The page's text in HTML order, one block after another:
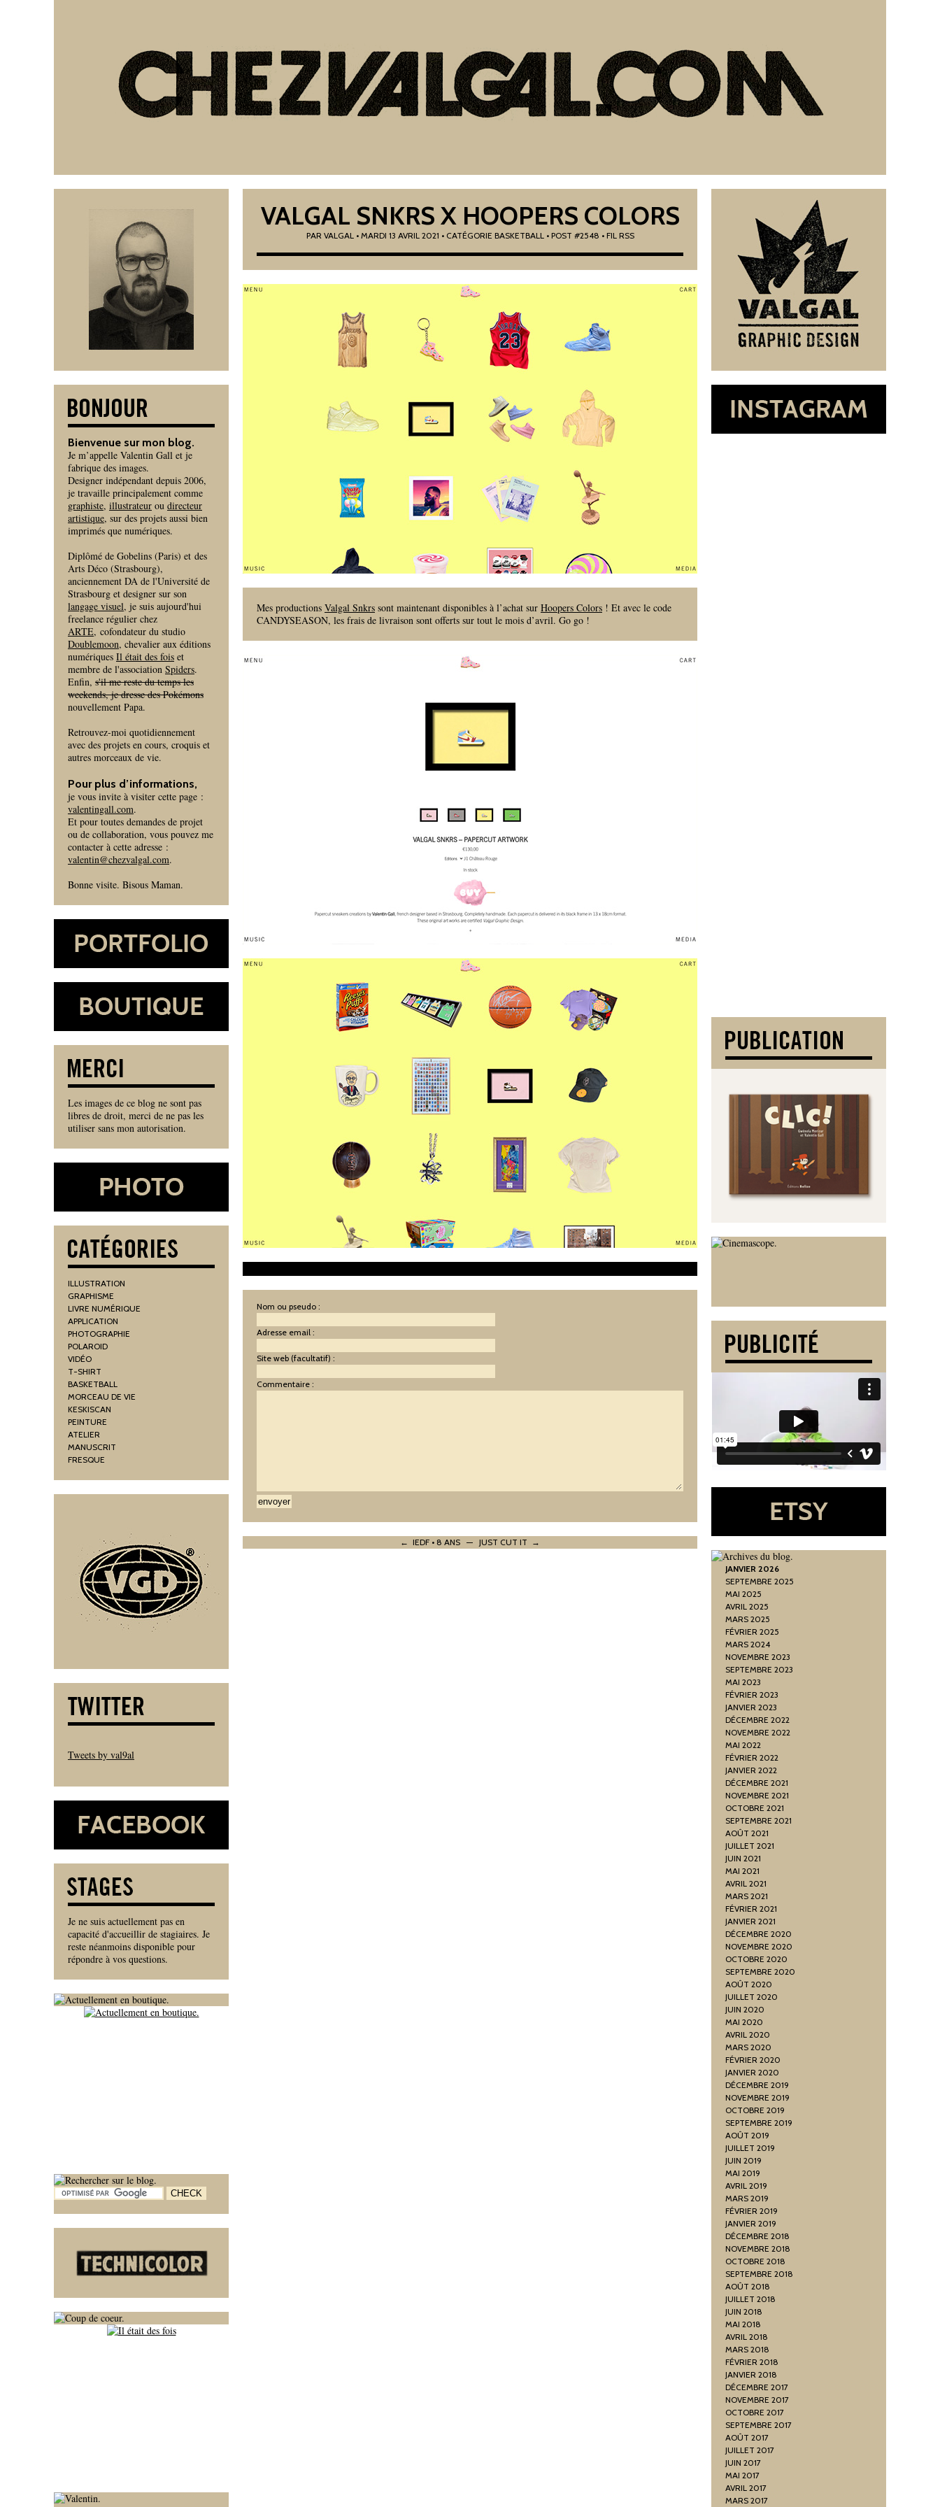
VALGAL SNKRS X HOOPERS COLORS
PAR VALGAL• MARDI 13 AVRIL 2021 • CATÉGORIE BASKETBALL • POST #2548 • FIL RSS
Mes productions Valgal Snkrs sont maintenant disponibles à l’achat sur Hoopers Colors ! Et avec le code
CANDYSEASON, les frais de livraison sont offerts sur tout le mois d’avril. Go go !
Nom ou pseudo :
Adresse email :
Site web (facultatif) :
Commentaire :
← IEDF • 8 ANS — JUST CUT IT →
Bienvenue sur mon blog.
Je m’appelle Valentin Gall et je
fabrique des images.
Designer indépendant depuis 2006,
je travaille principalement comme
graphiste, illustrateur ou directeur
artistique, sur des projets aussi bien
imprimés que numériques.
Diplômé de Gobelins (Paris) et des
Arts Déco (Strasbourg),
anciennement DA de l'Université de
Strasbourg et designer sur son
langage visuel, je suis aujourd'hui
freelance régulier chez
ARTE, cofondateur du studio
Doublemoon, chevalier aux éditions
numériques Il était des fois et
membre de l'association Spiders.
Enfin, s'il me reste du temps les
weekends, je dresse des Pokémons
nouvellement Papa.
Retrouvez-moi quotidiennement
avec des projets en cours, croquis et
autres morceaux de vie.
Pour plus d’informations,
je vous invite à visiter cette page :
valentingall.com.
Et pour toutes demandes de projet
ou de collaboration, vous pouvez me
contacter à cette adresse :
valentin@chezvalgal.com.
Bonne visite. Bisous Maman.
Les images de ce blog ne sont pas
libres de droit, merci de ne pas les
utiliser sans mon autorisation.
ILLUSTRATION
GRAPHISME
LIVRE NUMÉRIQUE
APPLICATION
PHOTOGRAPHIE
POLAROID
VIDÉO
T-SHIRT
BASKETBALL
MORCEAU DE VIE
KESKISCAN
PEINTURE
ATELIER
MANUSCRIT
FRESQUE
Tweets by val9al
Je ne suis actuellement pas en
capacité d'accueillir de stagiaires. Je
reste néanmoins disponible pour
répondre à vos questions.
JANVIER 2026
SEPTEMBRE 2025
MAI 2025
AVRIL 2025
MARS 2025
FÉVRIER 2025
MARS 2024
NOVEMBRE 2023
SEPTEMBRE 2023
MAI 2023
FÉVRIER 2023
JANVIER 2023
DÉCEMBRE 2022
NOVEMBRE 2022
MAI 2022
FÉVRIER 2022
JANVIER 2022
DÉCEMBRE 2021
NOVEMBRE 2021
OCTOBRE 2021
SEPTEMBRE 2021
AOÛT 2021
JUILLET 2021
JUIN 2021
MAI 2021
AVRIL 2021
MARS 2021
FÉVRIER 2021
JANVIER 2021
DÉCEMBRE 2020
NOVEMBRE 2020
OCTOBRE 2020
SEPTEMBRE 2020
AOÛT 2020
JUILLET 2020
JUIN 2020
MAI 2020
AVRIL 2020
MARS 2020
FÉVRIER 2020
JANVIER 2020
DÉCEMBRE 2019
NOVEMBRE 2019
OCTOBRE 2019
SEPTEMBRE 2019
AOÛT 2019
JUILLET 2019
JUIN 2019
MAI 2019
AVRIL 2019
MARS 2019
FÉVRIER 2019
JANVIER 2019
DÉCEMBRE 2018
NOVEMBRE 2018
OCTOBRE 2018
SEPTEMBRE 2018
AOÛT 2018
JUILLET 2018
JUIN 2018
MAI 2018
AVRIL 2018
MARS 2018
FÉVRIER 2018
JANVIER 2018
DÉCEMBRE 2017
NOVEMBRE 2017
OCTOBRE 2017
SEPTEMBRE 2017
AOÛT 2017
JUILLET 2017
JUIN 2017
MAI 2017
AVRIL 2017
MARS 2017